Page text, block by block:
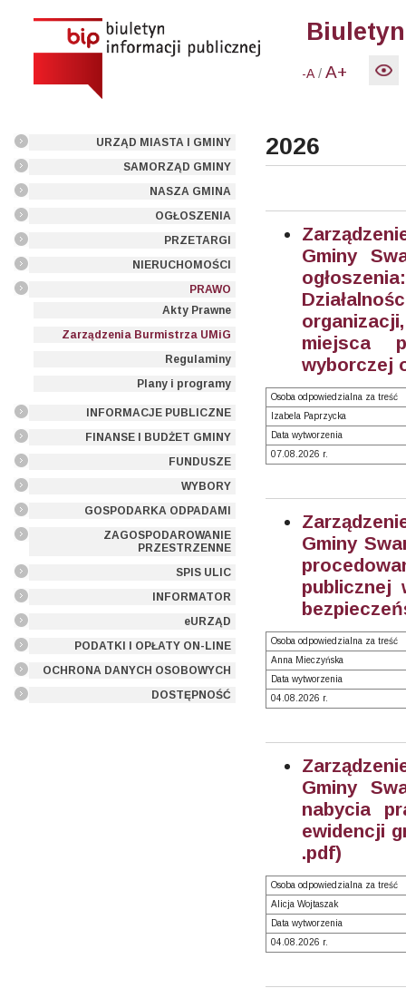
-A /A+
URZĄD MIASTA I GMINY
SAMORZĄD GMINY
NASZA GMINA
OGŁOSZENIA
PRZETARGI
NIERUCHOMOŚCI
PRAWO
Akty Prawne
Zarządzenia Burmistrza UMiG
Regulaminy
Plany i programy
INFORMACJE PUBLICZNE
FINANSE I BUDŻET GMINY
FUNDUSZE
WYBORY
GOSPODARKA ODPADAMI
ZAGOSPODAROWANIE
PRZESTRZENNE
SPIS ULIC
INFORMATOR
eURZĄD
PODATKI I OPŁATY ON-LINE
OCHRONA DANYCH OSOBOWYCH
DOSTĘPNOŚĆ
2026
Gminy
miejsca
wyborczej
Osoba odpowiedzialna za treść
Izabela Paprzycka
Data wytworzenia
07.08.2026 r.
Gminy
publicznej
Osoba odpowiedzialna za treść
Anna Mieczyńska
Data wytworzenia
04.08.2026 r.
Gminy
nabycia
ewidencji
.pdf)
Osoba odpowiedzialna za treść
Alicja Wojtaszak
Data wytworzenia
04.08.2026 r.